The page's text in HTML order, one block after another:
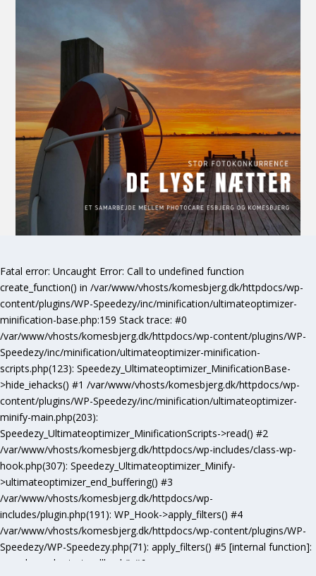
Fatal error: Uncaught Error: Call to undefined function
create_function() in /var/www/vhosts/komesbjerg.dk/httpdocs/wp-
content/plugins/WP-Speedezy/inc/minification/ultimateoptimizer-
minification-base.php:159 Stack trace: #0
/var/www/vhosts/komesbjerg.dk/httpdocs/wp-content/plugins/WP-
Speedezy/inc/minification/ultimateoptimizer-minification-
scripts.php(123): Speedezy_Ultimateoptimizer_MinificationBase-
>hide_iehacks() #1 /var/www/vhosts/komesbjerg.dk/httpdocs/wp-
content/plugins/WP-Speedezy/inc/minification/ultimateoptimizer-
minify-main.php(203):
Speedezy_Ultimateoptimizer_MinificationScripts->read() #2
/var/www/vhosts/komesbjerg.dk/httpdocs/wp-includes/class-wp-
hook.php(307): Speedezy_Ultimateoptimizer_Minify-
>ultimateoptimizer_end_buffering() #3
/var/www/vhosts/komesbjerg.dk/httpdocs/wp-
includes/plugin.php(191): WP_Hook->apply_filters() #4
/var/www/vhosts/komesbjerg.dk/httpdocs/wp-content/plugins/WP-
Speedezy/WP-Speedezy.php(71): apply_filters() #5 [internal function]:
speedezy_ob_start_callback() #6